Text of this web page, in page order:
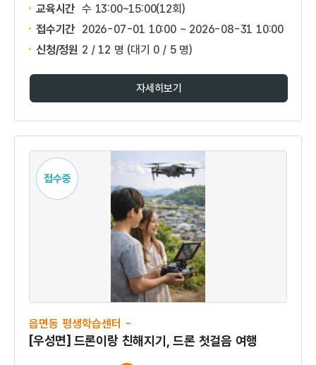
교육시간 수 13:00~15:00(12회)
접수기간 2026-07-01 10:00 ~ 2026-08-31 10:00
신청/정원 2 / 12 명 (대기 0 / 5 명)
자세히보기
접수중
읍면동 평생학습센터 -
[우성면] 드론이랑 친해지기, 드론 첫걸음 여행